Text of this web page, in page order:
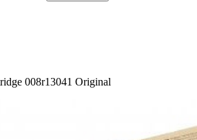
008r13041 Original